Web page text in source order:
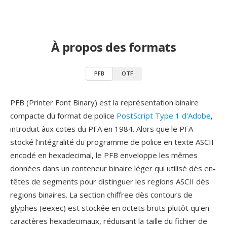
À propos des formats
PFB OTF
PFB (Printer Font Binary) est la représentation binaire
compacte du format de police PostScript Type 1 d'Adobe,
introduit àux cotes du PFA en 1984. Alors que le PFA
stocké l'intégralité du programme de police en texte ASCII
encodé en hexadecimal, le PFB enveloppe les mêmes
données dans un conteneur binaire léger qui utilisé dès en-
têtes de segments pour distinguer les regions ASCII dès
regions binaires. La section chiffree dès contours de
glyphes (eexec) est stockée en octets bruts plutôt qu'en
caractères hexadecimaux, réduisant la taille du fichier de